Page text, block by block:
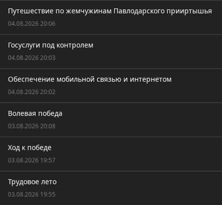
Путешествие по жемчужинам Павлодарского прииртышья
04.08.2026 20:06
Госуслуги под контролем
04.08.2026 20:03
Обеспечение мобильной связью и интернетом
04.08.2026 20:02
Волевая победа
03.08.2026 20:08
Ход к победе
03.08.2026 19:57
Трудовое лето
03.08.2026 19:55